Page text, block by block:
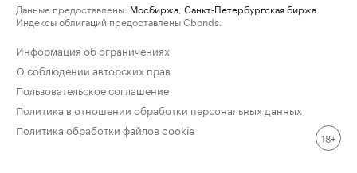
Данные предоставлены: Мосбиржа Санкт-Петербургская биржа
Индексы облигаций предоставлены Cbonds.
Информация об ограничениях
О соблюдении авторских прав
Пользовательское соглашение
Политика в отношении обработки персональных данных
Политика обработки файлов cookie
18+